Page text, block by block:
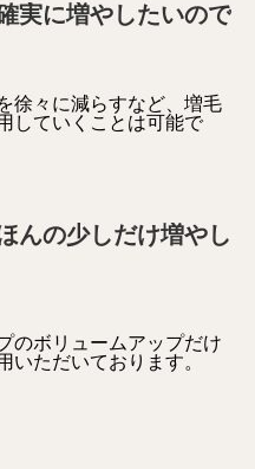
実に増やしたいので
徐々に減らすなど、増毛
していくことは可能で
んの少しだけ増やし
のボリュームアップだけ
いただいております。